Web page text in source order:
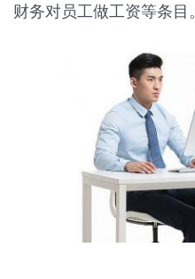
财务对员工做工资等条目。